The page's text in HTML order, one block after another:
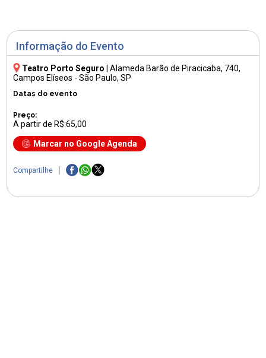
Informação do Evento
Teatro Porto Seguro |Alameda Barão de Piracicaba, 740,
Campos Elíseos - São Paulo, SP
Datas do evento
Preço:
A partir de R$:65,00
Marcar no Google Agenda
Compartilhe